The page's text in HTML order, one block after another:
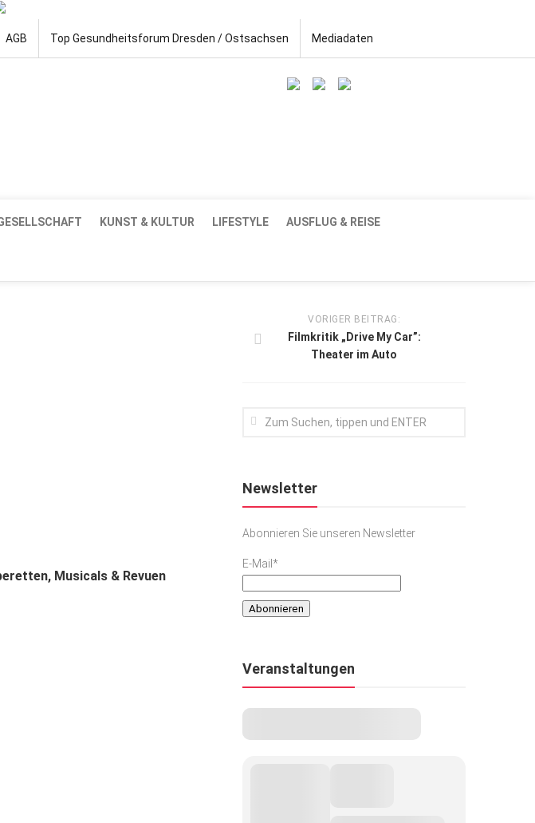
AGB Top Gesundheitsforum Dresden / Ostsachsen Mediadaten
KUNST & KULTUR LIFESTYLE AUSFLUG & REISE
Musicals & Revuen
VORIGER BEITRAG:
Filmkritik „Drive My Car”:
Theater im Auto
Newsletter
Abonnieren Sie unseren Newsletter
E-Mail*
Veranstaltungen